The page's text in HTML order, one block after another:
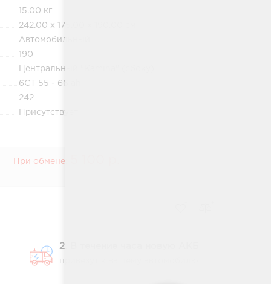
15.00 кг
242.00 x 175.00 x 190.00 см
Автомобильный
190
Центральный "Kamina" (сбоку)
6СТ 55 - 66 ah
242
Присутствует
При обмене:
2. В течение часа новую АКБ
привезут к вашему автомобилю